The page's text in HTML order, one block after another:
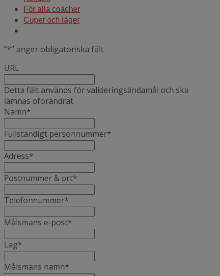
För alla coacher
Cuper och läger
”*” anger obligatoriska fält
URL
Detta fält används för valideringsändamål och ska
lämnas oförändrat.
Namn*
Fullständigt personnummer*
Adress*
Postnummer & ort*
Telefonnummer*
Målsmans e-post*
Lag*
Målsmans namn*